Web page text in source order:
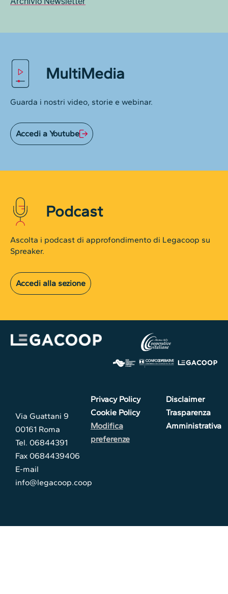
MultiMedia
Guarda i nostri video, storie e webinar.
Accedi a Youtube
Podcast
Ascolta i podcast di approfondimento di Legacoop su
Spreaker.
Accedi alla sezione
Via Guattani 9
00161 Roma
Tel. 06844391
Fax 0684439406
E-mail
info@legacoop.coop
Privacy Policy
Cookie Policy
Modifica
preferenze
Disclaimer
Trasparenza
Amministrativa